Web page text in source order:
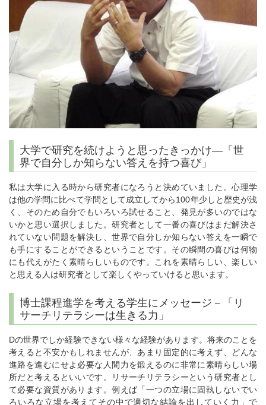
大学で研究を続けようと思ったきっかけ―「世
界で自分しか知らない答えを持つ喜び」
私は大学に入る時から研究者になろうと決めていました。心理学
は他の学問に比べて学問として成立してから100年少しと歴史が浅
く、そのため自分でもいろいろ試せること、発見が多いのではな
いかと思い選択しました。研究者として一番の喜びはまだ解決さ
れていない問題を解決し、世界で自分しか知らない答えを一瞬で
も手にすることができるということです。その瞬間の喜びは何物
にも代えがたく素晴らしいものです。これを素晴らしい、楽しい
と思える人は研究者として楽しくやっていけると思います。
博士課程進学を考える学生にメッセージ－「リ
サーチリテラシーは生きる力」
Dの世界でしか経験できない様々な経験があります。将来のことを
考えると不安かもしれませんが、あまり固定的に考えず、どんな
進路を進むにせよ必要な人間力を鍛えるのに非常に素晴らしい場
所だと考えるといいです。リサーチリテラシーという研究者とし
て必要な資質があります。例えば「一つの立場に固執しないでい
ろいろな立場を考えてその中で適切な結論を出していく力」で